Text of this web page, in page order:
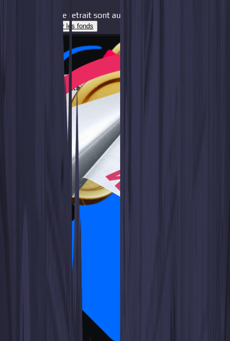
Les frais de retrait sont aussi bas que 0,2-3,5%
Comment retirer les fonds
Here’s just a part of the
benefits of this amazing tool
from WhiteBIT: